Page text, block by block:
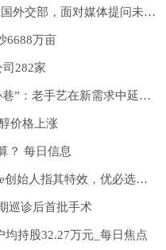
每日讯息!日本外务省官员离开中国外交部，面对媒体提问未给出任何表态
6688万亩
282家
看热讯：（神州写真）天津“修补巷”：老手艺在新需求中延续生机补足幸福
价格上涨
？ 每日信息
机器人集结交付画面震撼，Figure创始人指其特效，优必选：已发布一镜到底视频|每日讯息
巡诊后首批手术
持股32.27万元_每日焦点